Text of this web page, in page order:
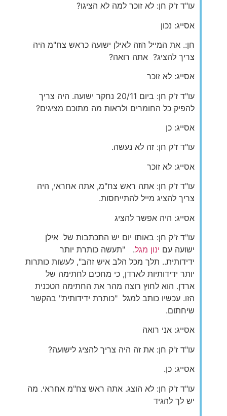
עו"ד ז'ק חן: לא זוכר למה לא הציגו?
אסייג: נכון
חן:. את המייל הזה לאילן ישועה כראש צח"מ היה
צריך להציג? אתה רואה?
אסייג: לא זוכר
עו"ד ז'ק חן: ביום 20/11 נחקר ישועה. היה צריך
להפיק כל החומרים ולראות מה מתוכם מציגים?
אסייג: כן
עו"ד ז'ק חן: זה לא נעשה.
אסייג: לא זוכר
עו"ד ז'ק חן: אתה ראש צח"מ, אתה אחראי, היה
צריך להציג מייל להתייחסות.
אסייג: היה אפשר להציג
עו"ד ז'ק חן: באותו יום יש התכתבות של אילן
ישועה עם ינון מגל. "תעשה כותרת יותר
ידידותית.. תלך מכל הלב איש זהב", לעשות כותרות
יותר ידידותיות לארדן, כי מחכים לחתימה של
ארדן. הוא לחוץ רוצה מהר את החתימה הטכנית
הזו. עכשיו כותב למגל "כותרת ידידותית" בהקשר
שיחתום.
אסייג: אני רואה
עו"ד ז'ק חן: את זה היה צריך להציג לישועה?
אסייג: כן.
עו"ד ז'ק חן: לא הוצג. אתה ראש צח"מ אחראי. מה
יש לך להגיד